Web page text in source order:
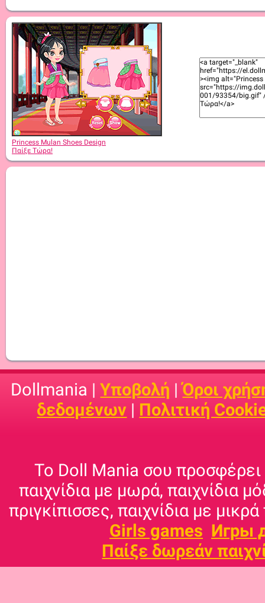
Princess Mulan Shoes Design
Παίξε Τώρα!
Dollmania |Υποβολή |Όροι
δεδομένων | Πολιτική
Το Doll Mania σου προσφέρει
παιχνίδια με μωρά, παιχνίδια
πριγκίπισσες, παιχνίδια με
Girls games Игры
Παίξε δωρεάν